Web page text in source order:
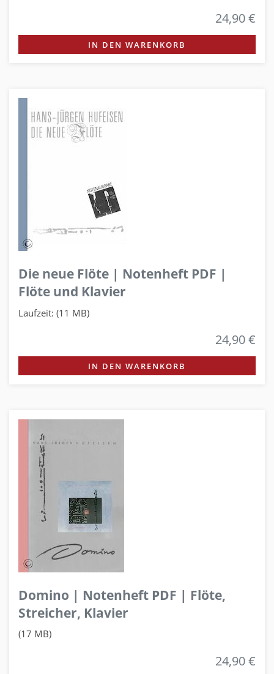
24,90 €
IN DEN WARENKORB
Die neue Flöte | Notenheft PDF |
Flöte und Klavier
Laufzeit: (11 MB)
24,90 €
IN DEN WARENKORB
Domino | Notenheft PDF | Flöte,
Streicher, Klavier
(17 MB)
24,90 €